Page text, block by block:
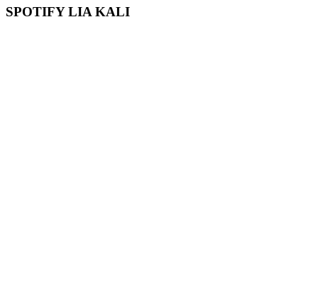
SPOTIFY LIA KALI